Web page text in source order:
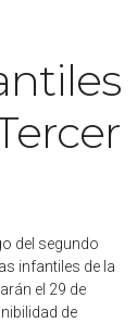
del segundo
infantiles de la
el 29 de
de